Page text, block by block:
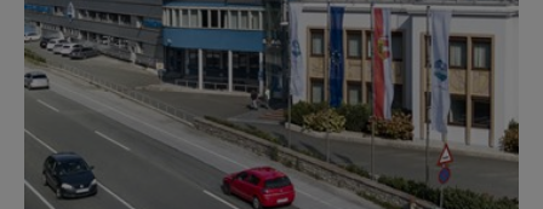
Odstawno-przesuwne
Komponenty systemowe
ROZWIĄZANIA W ZAKRESIE DRZWI